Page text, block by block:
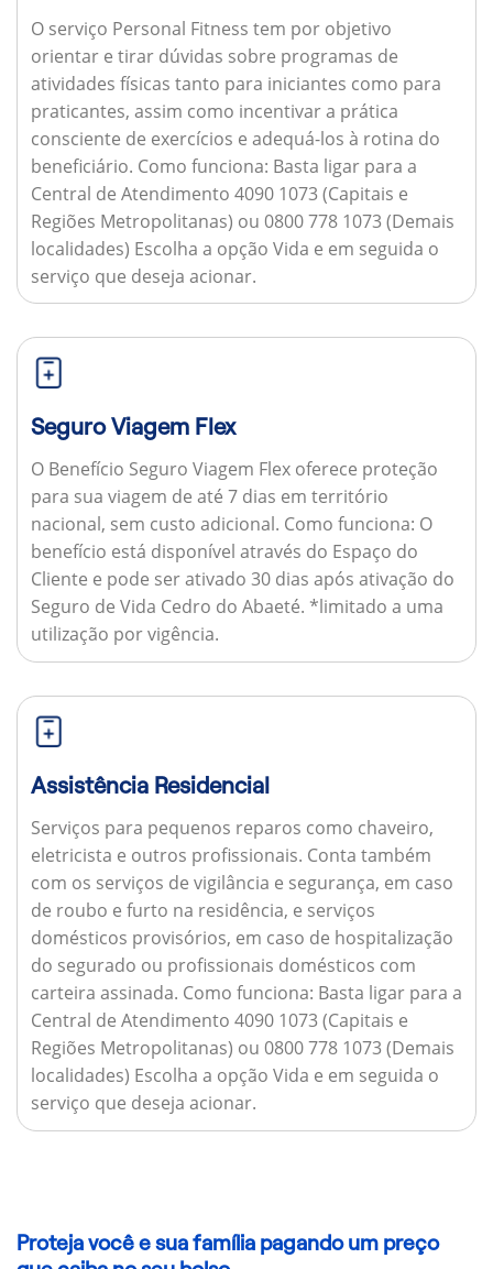
O serviço Personal Fitness tem por objetivo
orientar e tirar dúvidas sobre programas de
atividades físicas tanto para iniciantes como para
praticantes, assim como incentivar a prática
consciente de exercícios e adequá-los à rotina do
beneficiário. Como funciona: Basta ligar para a
Central de Atendimento 4090 1073 (Capitais e
Regiões Metropolitanas) ou 0800 778 1073 (Demais
localidades) Escolha a opção Vida e em seguida o
serviço que deseja acionar.
Seguro Viagem Flex
O Benefício Seguro Viagem Flex oferece proteção
para sua viagem de até 7 dias em território
nacional, sem custo adicional. Como funciona: O
benefício está disponível através do Espaço do
Cliente e pode ser ativado 30 dias após ativação do
Seguro de Vida Cedro do Abaeté. *limitado a uma
utilização por vigência.
Assistência Residencial
Serviços para pequenos reparos como chaveiro,
eletricista e outros profissionais. Conta também
com os serviços de vigilância e segurança, em caso
de roubo e furto na residência, e serviços
domésticos provisórios, em caso de hospitalização
do segurado ou profissionais domésticos com
carteira assinada. Como funciona: Basta ligar para a
Central de Atendimento 4090 1073 (Capitais e
Regiões Metropolitanas) ou 0800 778 1073 (Demais
localidades) Escolha a opção Vida e em seguida o
serviço que deseja acionar.
Proteja você e sua família pagando um preço